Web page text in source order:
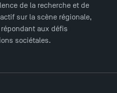
en Master pour 2024-
de la recherche et de
sur la scène régionale,
aux défis
sociétales.